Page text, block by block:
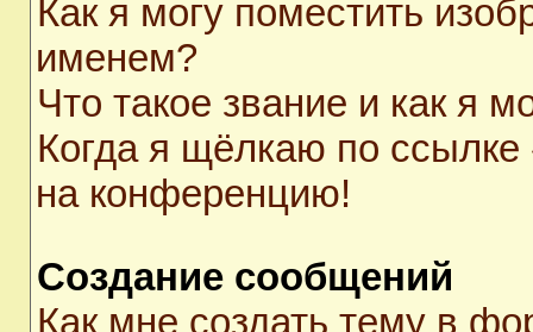
Как я могу поместить
именем?
Что такое звание и как я
Когда я щёлкаю по ссылке
на конференцию!
Создание сообщений
Как мне создать тему в